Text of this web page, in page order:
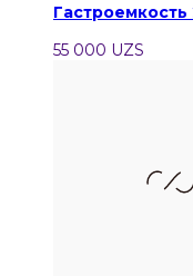
Гастроемкость
55 000 UZS